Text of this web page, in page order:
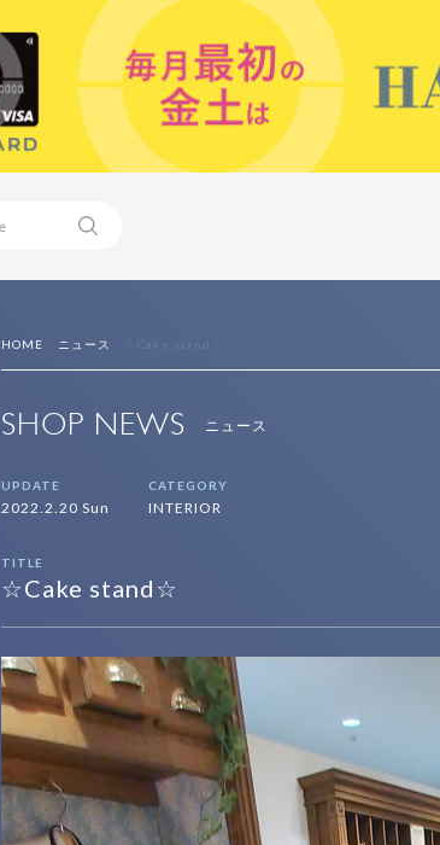
HOME ニュース ☆Cake stand☆
SHOP NEWS ニュース
UPDATE
2022.2.20 Sun
CATEGORY
INTERIOR
TITLE
☆Cake stand☆